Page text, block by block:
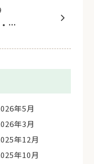
当院の患者様へのお見舞い・面会について
年5月
年3月
年12月
年10月